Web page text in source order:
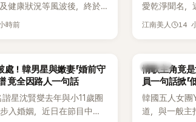
健康狀況等風波後，終於
社群平台，一口氣曬出20
韓網討論。
時前
愛乾淨聞名，
再度談到自己
江南美人 14
！韓男星與嫩妻「婚前守
竟全因路人一句話
星沈賢燮去年與小11歲圈
入婚姻，近日在節目中分
K-POP
情歌主角竟
員一句話掀「
都不敢聽
韓國五人女團
道，與一般主